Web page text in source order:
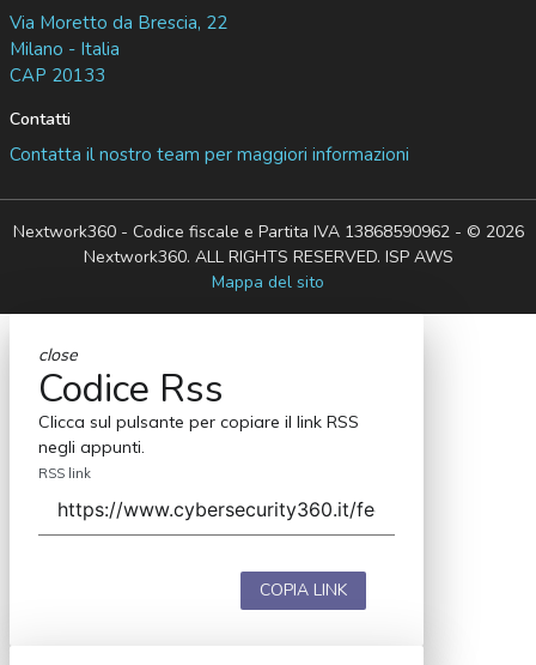
Via Moretto da Brescia, 22
Milano - Italia
CAP 20133
Contatti
Contatta il nostro team per maggiori informazioni
Nextwork360 - Codice fiscale e Partita IVA 13868590962 - © 2026
Nextwork360. ALL RIGHTS RESERVED. ISP AWS
Mappa del sito
close
Codice Rss
Clicca sul pulsante per copiare il link RSS
negli appunti.
RSS link
COPIA LINK